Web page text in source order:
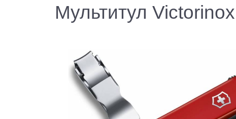
Мультитул